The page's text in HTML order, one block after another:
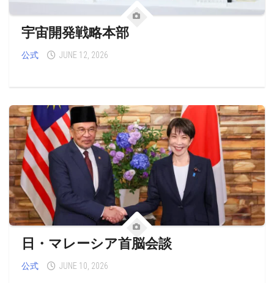
宇宙開発戦略本部
公式 JUNE 12, 2026
日・マレーシア首脳会談
公式 JUNE 10, 2026